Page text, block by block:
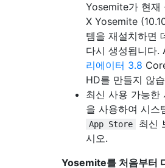
Yosemite가 현재
X Yosemite
템을 재설치하면
다시 생성됩니다.
리에이터 3.8
HD를 만들지 않
최신 사용 가능한
을 사용하여 시스
App Store
최신
시오.
Yosemite를 처음부터